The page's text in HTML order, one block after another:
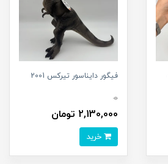
فیگور دایناسور تیرکس 2001
0
2,130,000 تومان